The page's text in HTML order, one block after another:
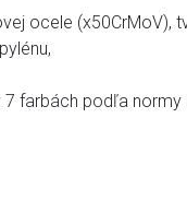
ocele (x50CrMoV),
farbách podľa normy